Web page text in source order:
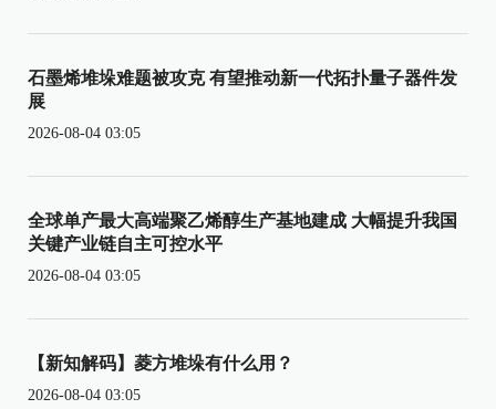
石墨烯堆垛难题被攻克 有望推动新一代拓扑量子器件发
展
2026-08-04 03:05
全球单产最大高端聚乙烯醇生产基地建成 大幅提升我国
关键产业链自主可控水平
2026-08-04 03:05
【新知解码】菱方堆垛有什么用？
2026-08-04 03:05